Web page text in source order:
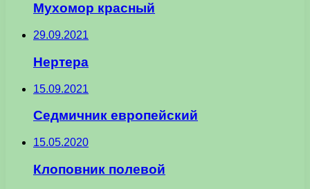
Мухомор красный
29.09.2021
Нертера
15.09.2021
Седмичник европейский
15.05.2020
Клоповник полевой